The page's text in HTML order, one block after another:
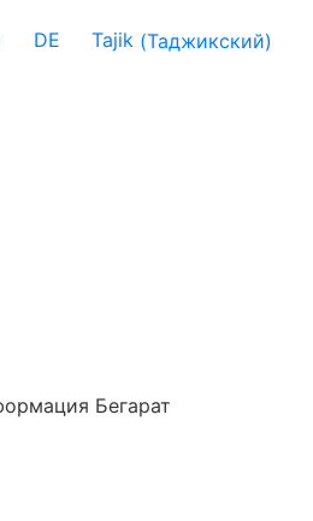
DE Tajik (Таджикский)
Бегарат